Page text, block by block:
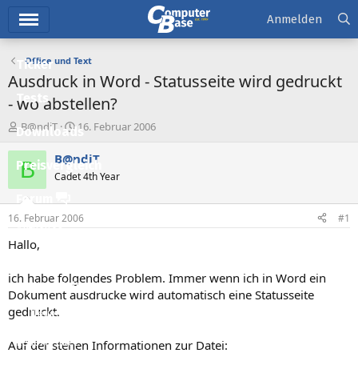
Ticker
Tests
Downloads
Preisvergleich
Forum
Aktuelles
Neue Beiträge
Neueste Aktivitäten
Leserartikel
Anmelden
Office und Text
Ausdruck in Word - Statusseite wird gedruckt
- wo abstellen?
E
r
s
t
e
r
B@ndiT
E
r
s
e
l
t
16. Februar 2006
B B@ndiT
Cadet 4th Year
16. Februar 2006 #1
Hallo,
ich habe folgendes Problem. Immer wenn ich in Word ein
Dokument ausdrucke wird automatisch eine Statusseite
gedruckt.
Auf der stehen Informationen zur Datei: